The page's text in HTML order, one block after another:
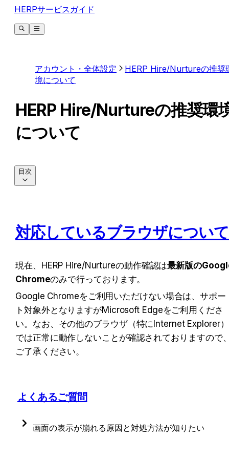
HERPサービスガイド
アカウント・全体設定
HERP Hire/Nurtureの推奨
境について
HERP Hire/Nurtureの推奨環
について
対応しているブラウザについて
現在、HERP Hire/Nurtureの動作確認は最新版の
Chromeのみで行っております。
Google Chromeをご利用いただけない場合は、サポー
ト対象外となりますがMicrosoft Edgeをご利用くださ
い。なお、その他のブラウザ（特にInternet Explorer）
では正常に動作しないことが確認されておりますので
ご了承ください。
よくあるご質問
画面の表示が崩れる原因と対処方法が知りたい
目次